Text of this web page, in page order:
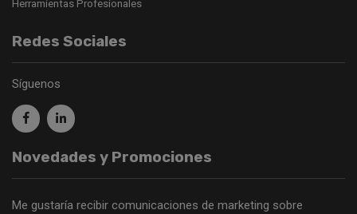
Herramientas Profesionales
Redes Sociales
Síguenos
Novedades y Promociones
Me gustaría recibir comunicaciones de marketing sobre